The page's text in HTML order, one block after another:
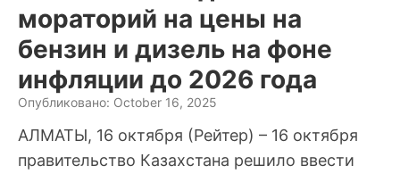
мораторий на цены на
бензин и дизель на фоне
инфляции до 2026 года
Опубликовано: October 16, 2025
АЛМАТЫ, 16 октября (Рейтер) – 16 октября
правительство Казахстана решило ввести